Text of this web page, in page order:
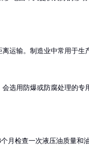
运输。制造业中常用于生
选用防爆或防腐处理的专
月检查一次液压油质量和